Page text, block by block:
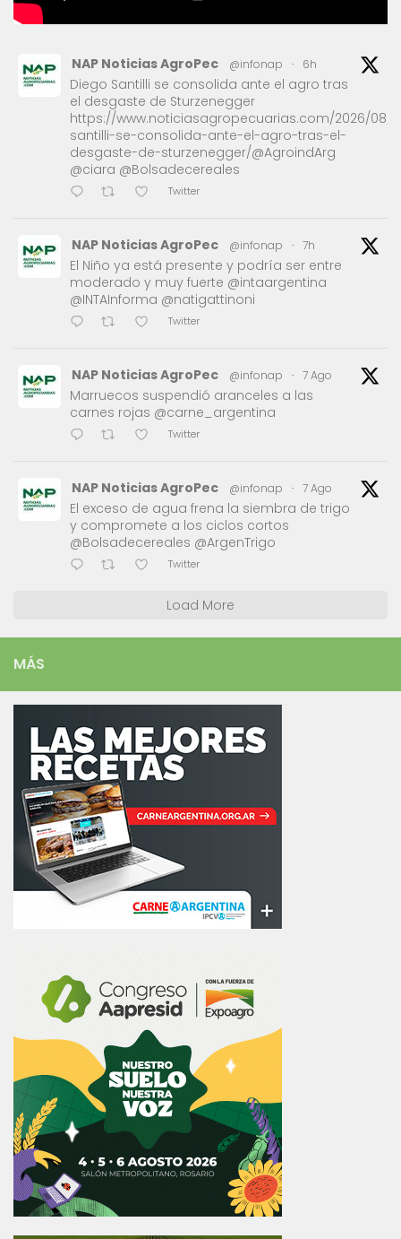
NAP Noticias AgroPec @infonap · 6h
Diego Santilli se consolida ante el agro tras
el desgaste de Sturzenegger
https://www.noticiasagropecuarias.com/2026/08/
santilli-se-consolida-ante-el-agro-tras-el-
desgaste-de-sturzenegger/@AgroindArg
@ciara @Bolsadecereales
Twitter
NAP Noticias AgroPec @infonap · 7h
El Niño ya está presente y podría ser entre
moderado y muy fuerte @intaargentina
@INTAInforma @natigattinoni
Twitter
NAP Noticias AgroPec @infonap · 7 Ago
Marruecos suspendió aranceles a las
carnes rojas @carne_argentina
Twitter
NAP Noticias AgroPec @infonap · 7 Ago
El exceso de agua frena la siembra de trigo
y compromete a los ciclos cortos
@Bolsadecereales @ArgenTrigo
Twitter
Load More
MÁS